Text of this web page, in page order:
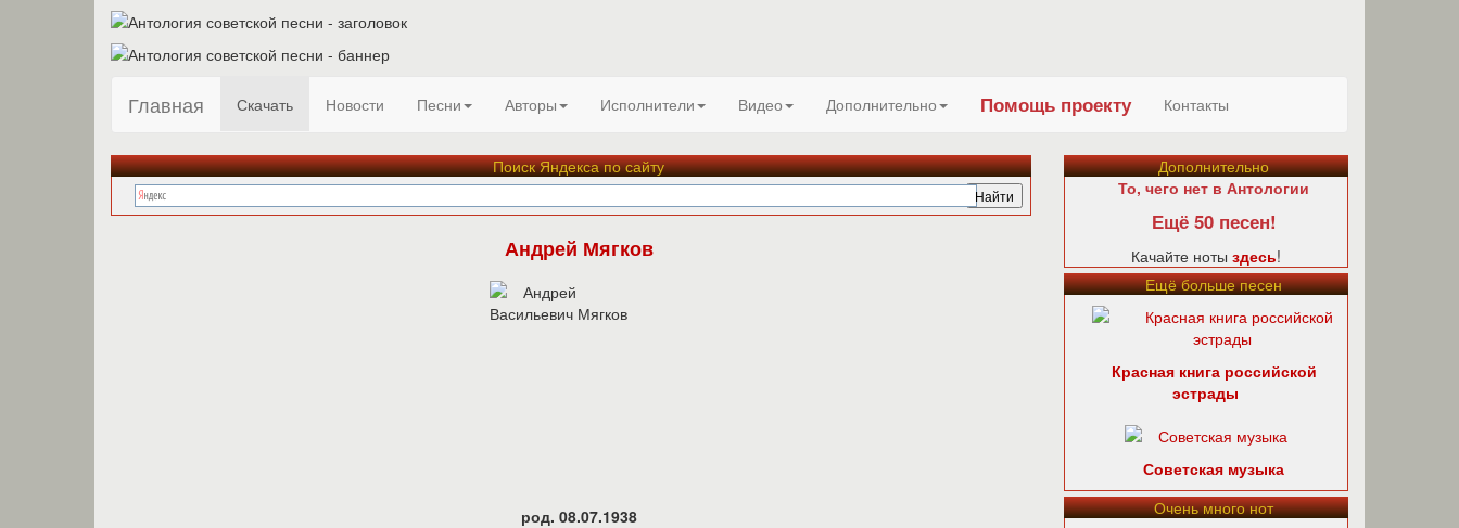
Главная Скачать Новости Песни Авторы Исполнители Видео Дополнительно Помощь проекту Контакты
Поиск Яндекса по сайту
Андрей Мягков
род. 08.07.1938
Дополнительно
То, чего нет в Антологии
Ещё 50 песен!
Качайте ноты здесь!
Ещё больше песен
Красная книга российской
эстрады
Советская музыка
Очень много нот